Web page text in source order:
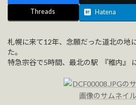
Threads Hatena
札幌に来て12年、念願だった道北の地
た。
特急宗谷で5時間、最北の駅 『稚内』